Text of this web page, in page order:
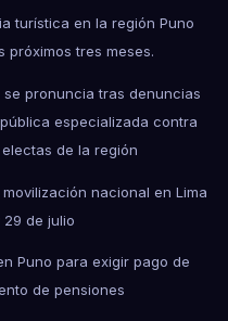
turística en la región Puno
próximos tres meses.
se pronuncia tras denuncias
especializada contra
de la región
nacional en Lima
29 de julio
Puno para exigir pago de
de pensiones